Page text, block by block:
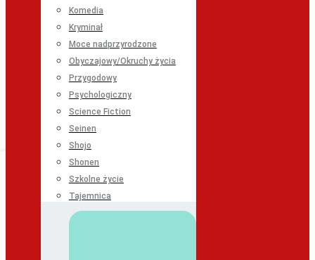
Komedia
Kryminał
Moce nadprzyrodzone
Obyczajowy/Okruchy życia
Przygodowy
Psychologiczny
Science Fiction
Seinen
Shojo
Shonen
Szkolne życie
Tajemnica